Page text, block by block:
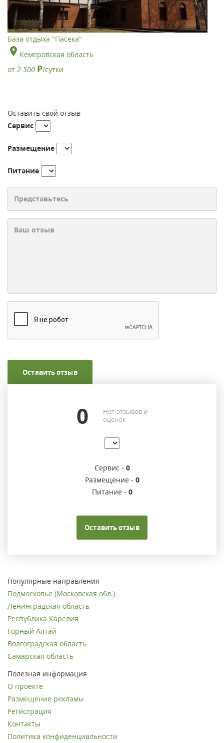
База отдыха "Пасека"
Кемеровская область
от 2 500 Р/сутки
Оставить свой отзыв
Сервис
Размещение
Питание
Оставить отзыв
0
Нет отзывов и
оценок
Сервис - 0
Размещение - 0
Питание - 0
Оставить отзыв
Популярные направления
Подмосковье (Московская обл.)
Ленинградская область
Республика Карелия
Горный Алтай
Волгоградская область
Самарская область
Полезная информация
О проекте
Размещение рекламы
Регистрация
Контакты
Политика конфиденциальности